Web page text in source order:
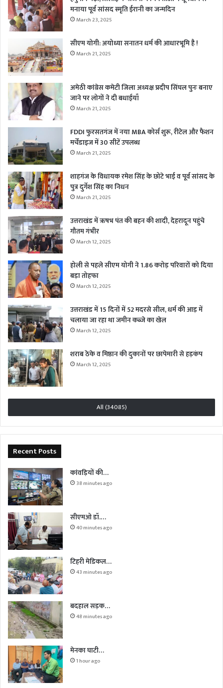
मनाया पूर्व सांसद स्मृति ईरानी का जन्मदिन
March 23, 2025
सीएम योगी: अयोध्या सनातन धर्म की आधारभूमि है !
March 21, 2025
अमेठी कांग्रेस कमेटी जिला अध्यक्ष प्रदीप सिंघल पुनः बनाए
जाने पर लोगों ने दी बधाईयाँ
March 21, 2025
FDDI फुरसतगंज में नया MBA कोर्स शुरू, रीटेल और फैशन
मर्चेंडाइज में 30 सीटें उपलब्ध
March 21, 2025
शाहगंज के विधायक रमेश सिंह के छोटे भाई व पूर्व सांसद के
पुत्र दुर्गेश सिंह का निधन
March 21, 2025
उत्तराखंड में ऋषभ पंत की बहन की शादी, देहरादून पहुंचे
गौतम गंभीर
March 12, 2025
होली से पहले सीएम योगी ने 1.86 करोड़ परिवारों को दिया
बड़ा तोहफा
March 12, 2025
उत्तराखंड में 15 दिनों में 52 मदरसे सील, धर्म की आड़ में
चलाया जा रहा था जमीन कब्जे का खेल
March 12, 2025
शराब ठेके व मिष्ठान की दुकानों पर छापेमारी से हड़कंप
March 12, 2025
All (34085)
Recent Posts
कांवड़ियों की…
38 minutes ago
सीएमओ डॉ.…
40 minutes ago
टिहरी मेडिकल…
43 minutes ago
बदहाल सड़क…
48 minutes ago
मेनका घाटी…
1 hour ago